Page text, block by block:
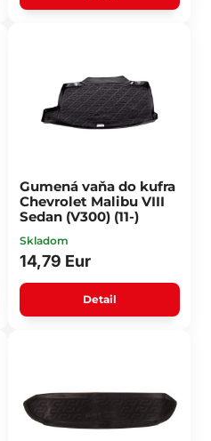
Gumená vaňa do kufra
Chevrolet Malibu VIII
Sedan (V300) (11-)
Skladom
14,79 Eur
Detail